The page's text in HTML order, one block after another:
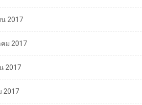
2017
ม 2017
2017
2017